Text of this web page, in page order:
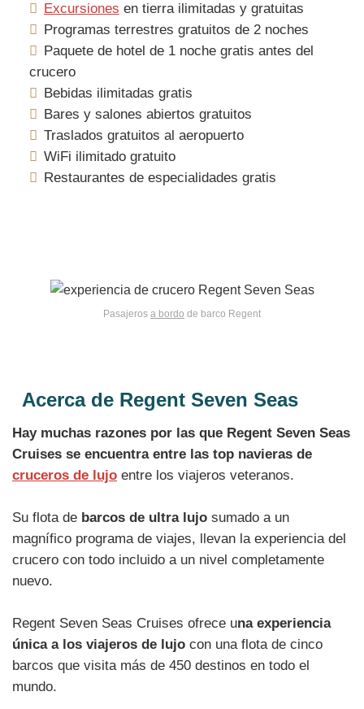
Excursiones en tierra ilimitadas y gratuitas
Programas terrestres gratuitos de 2 noches
Paquete de hotel de 1 noche gratis antes del
crucero
Bebidas ilimitadas gratis
Bares y salones abiertos gratuitos
Traslados gratuitos al aeropuerto
WiFi ilimitado gratuito
Restaurantes de especialidades gratis
Pasajeros a bordo de barco Regent
Acerca de Regent Seven Seas
Hay muchas razones por las que Regent Seven Seas
Cruises se encuentra entre las top navieras de
cruceros de lujo entre los viajeros veteranos.
Su flota de barcos de ultra lujo sumado a un
magnífico programa de viajes, llevan la experiencia del
crucero con todo incluido a un nivel completamente
nuevo.
Regent Seven Seas Cruises ofrece una experiencia
única a los viajeros de lujo con una flota de cinco
barcos que visita más de 450 destinos en todo el
mundo.